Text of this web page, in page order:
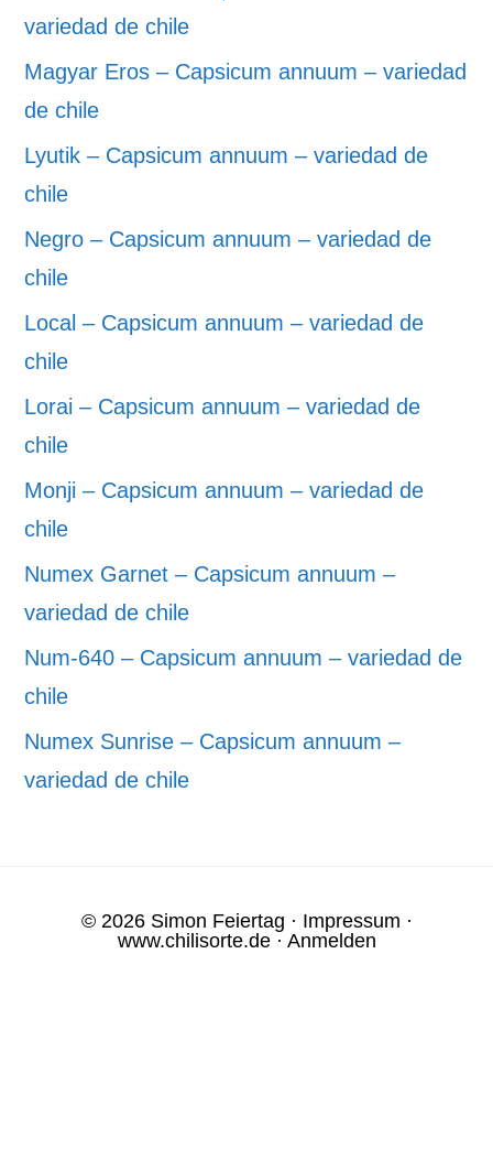
variedad de chile
Magyar Eros – Capsicum annuum – variedad
de chile
Lyutik – Capsicum annuum – variedad de
chile
Negro – Capsicum annuum – variedad de
chile
Local – Capsicum annuum – variedad de
chile
Lorai – Capsicum annuum – variedad de
chile
Monji – Capsicum annuum – variedad de
chile
Numex Garnet – Capsicum annuum –
variedad de chile
Num-640 – Capsicum annuum – variedad de
chile
Numex Sunrise – Capsicum annuum –
variedad de chile
© 2026 Simon Feiertag · Impressum ·
www.chilisorte.de· Anmelden